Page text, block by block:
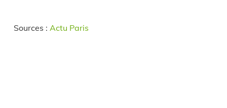
Sources : Actu Paris